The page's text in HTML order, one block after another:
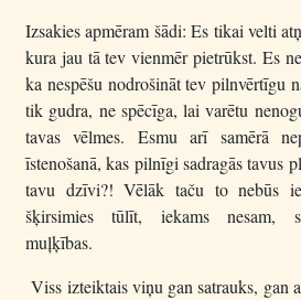
Izsakies apmēram šādi: Es tikai velti
kura jau tā tev vienmēr pietrūkst. Es
ka nespēšu nodrošināt tev pilnvērtīgu
tik gudra, ne spēcīga, lai varētu
tavas vēlmes. Esmu arī samērā
īstenošanā, kas pilnīgi sadragās tavus
tavu dzīvi?! Vēlāk taču to nebūs
šķirsimies tūlīt, iekams nesam,
muļķības.
Viss izteiktais viņu gan satrauks, gan